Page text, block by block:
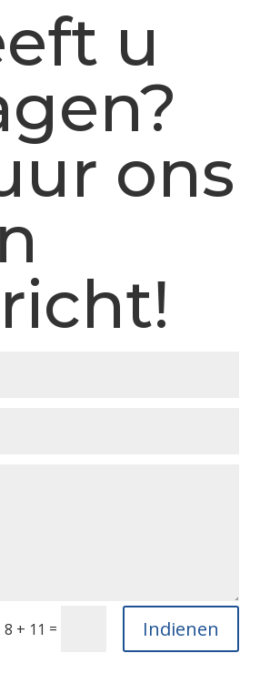
u
ons
8 + 11 = Indienen